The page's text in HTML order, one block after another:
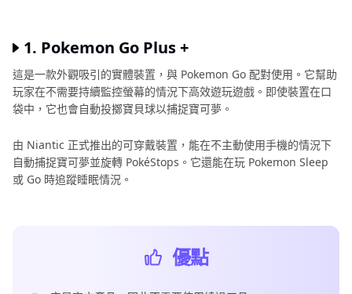
1. Pokemon Go Plus +
這是一款外觀吸引的實體裝置，與 Pokemon Go 配對使用。它幫助
玩家在不需要持續監控螢幕的情況下高效遊玩遊戲。即使裝置在口
袋中，它也會自動投擲寶貝球以捕捉寶可夢。
由 Niantic 正式推出的可穿戴裝置，能在不主動使用手機的情況下
自動捕捉寶可夢並旋轉 PokéStops。它還能在玩 Pokemon Sleep
或 Go 時追蹤睡眠情況。
優點